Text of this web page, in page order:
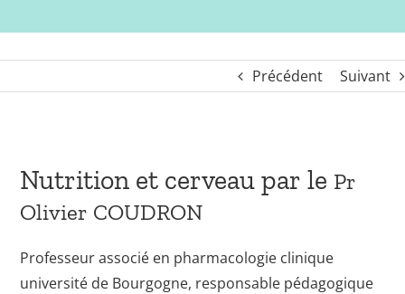
Précédent Suivant
Nutrition et cerveau par le Pr
Olivier COUDRON
Professeur associé en pharmacologie clinique
université de Bourgogne, responsable pédagogique